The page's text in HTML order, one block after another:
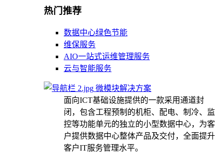
热门推荐
数据中心绿色节能
维保服务
AIO一站式运维管理服务
云与智能服务
微模块解决方案
面向ICT基础设施提供的一款采用通道封
闭，包含工程预制的机柜、配电、制冷、监
控等功能单元的独立的小型数据中心，为客
户提供数据中心整体产品及交付，全面提升
客户IT服务管理水平。